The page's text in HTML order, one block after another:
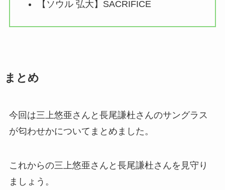
【ソウル 弘大】SACRIFICE
まとめ
今回は三上悠亜さんと長尾謙杜さんのサングラス
が匂わせかについてまとめました。
これからの三上悠亜さんと長尾謙杜さんを見守り
ましょう。